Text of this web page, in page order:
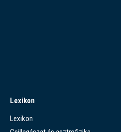
Lexikon
Lexikon